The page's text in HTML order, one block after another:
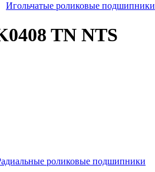
Игольчатые роликовые подшипники
TN NTS
роликовые подшипники